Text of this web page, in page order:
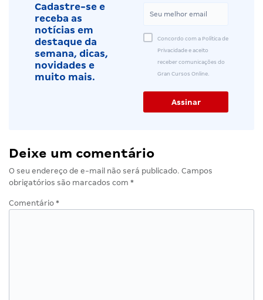
Cadastre-se e
receba as
notícias em
destaque da
semana, dicas,
novidades e
muito mais.
Concordo com a Política de
Privacidade e aceito
receber comunicações do
Gran Cursos Online.
Deixe um comentário
O seu endereço de e-mail não será publicado. Campos
obrigatórios são marcados com *
Comentário *